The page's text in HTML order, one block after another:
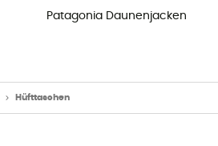
Patagonia Daunenjacken
Hüfttaschen